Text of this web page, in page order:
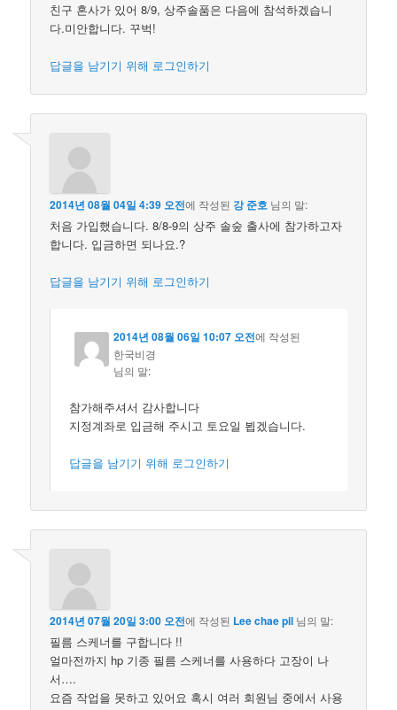
친구 혼사가 있어 8/9, 상주솔품은 다음에 참석하겠습니
다.미안합니다. 꾸벅!
답글을 남기기 위해 로그인하기
2014년 08월 04일 4:39 오전에 작성된 강 준호 님의 말:
처음 가입했습니다. 8/8-9의 상주 솔숲 출사에 참가하고자
합니다. 입금하면 되나요.?
답글을 남기기 위해 로그인하기
2014년 08월 06일 10:07 오전에 작성된
한국비경
님의 말:
참가해주셔서 감사합니다
지정계좌로 입금해 주시고 토요일 뵙겠습니다.
답글을 남기기 위해 로그인하기
2014년 07월 20일 3:00 오전에 작성된 Lee chae pil 님의 말:
필름 스케너를 구합니다 !!
얼마전까지 hp 기종 필름 스케너를 사용하다 고장이 나
서….
요즘 작업을 못하고 있어요 혹시 여러 회원님 중에서 사용